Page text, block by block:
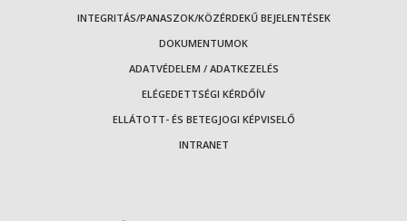
INTEGRITÁS/PANASZOK/KÖZÉRDEKŰ BEJELENTÉSEK
DOKUMENTUMOK
ADATVÉDELEM / ADATKEZELÉS
ELÉGEDETTSÉGI KÉRDŐÍV
ELLÁTOTT- ÉS BETEGJOGI KÉPVISELŐ
INTRANET